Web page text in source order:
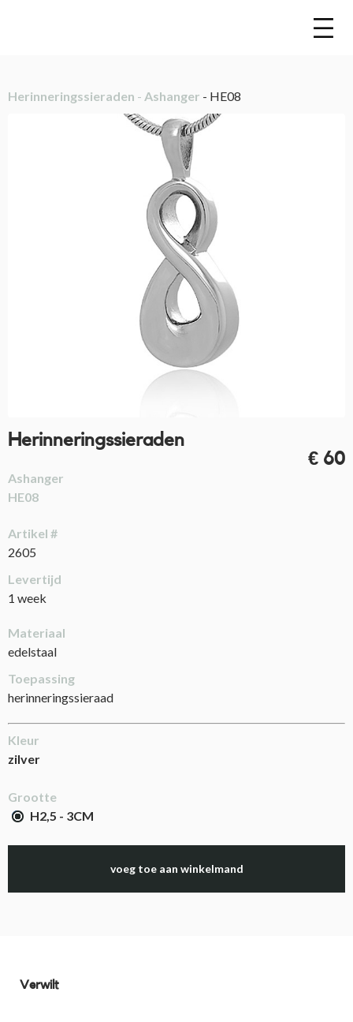
Herinneringssieraden - Ashanger - HE08
Herinneringssieraden
€ 60
Ashanger
HE08
Artikel #
2605
Levertijd
1 week
Materiaal
edelstaal
Toepassing
herinneringssieraad
Kleur
zilver
Grootte
H2,5 - 3CM
voeg toe aan winkelmand
Verwilt